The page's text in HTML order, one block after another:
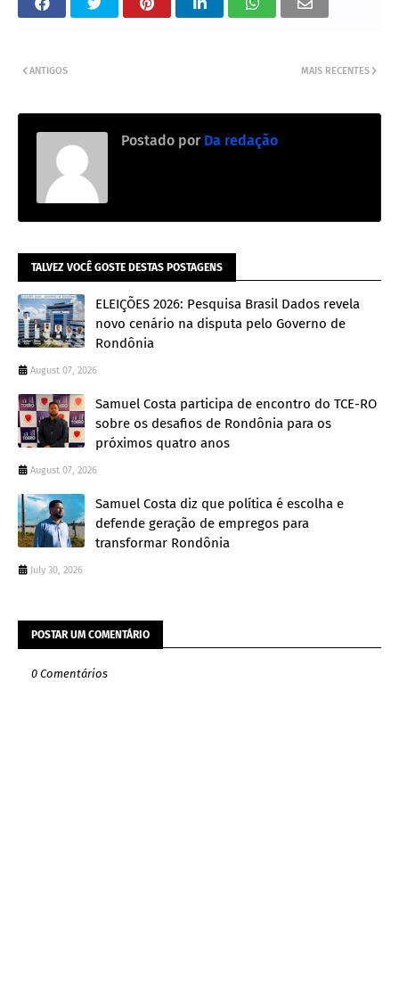
MAIS RECENTES
ANTIGOS
Postado por Da redação
TALVEZ VOCÊ GOSTE DESTAS POSTAGENS
ELEIÇÕES 2026: Pesquisa Brasil Dados revela
novo cenário na disputa pelo Governo de
Rondônia
August 07, 2026
Samuel Costa participa de encontro do TCE-RO
sobre os desafios de Rondônia para os
próximos quatro anos
August 07, 2026
Samuel Costa diz que política é escolha e
defende geração de empregos para
transformar Rondônia
July 30, 2026
POSTAR UM COMENTÁRIO
0 Comentários